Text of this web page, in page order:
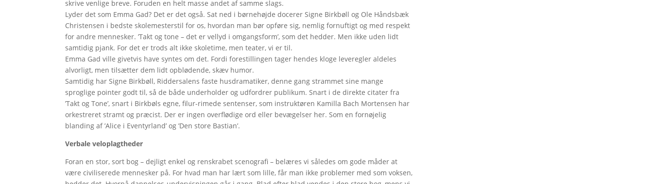
skrive venlige breve. Foruden en helt masse andet af samme slags.
Lyder det som Emma Gad? Det er det også. Sat ned i børnehøjde docerer Signe Birkbøll og Ole Håndsbæk
Christensen i bedste skolemesterstil for os, hvordan man bør opføre sig, nemlig fornuftigt og med respekt
for andre mennesker. ’Takt og tone – det er vellyd i omgangsform’, som det hedder. Men ikke uden lidt
samtidig pjank. For det er trods alt ikke skoletime, men teater, vi er til.
Emma Gad ville givetvis have syntes om det. Fordi forestillingen tager hendes kloge leveregler aldeles
alvorligt, men tilsætter dem lidt opblødende, skæv humor.
Samtidig har Signe Birkbøll, Riddersalens faste husdramatiker, denne gang strammet sine mange
sproglige pointer godt til, så de både underholder og udfordrer publikum. Snart i de direkte citater fra
’Takt og Tone’, snart i Birkbøls egne, filur-rimede sentenser, som instruktøren Kamilla Bach Mortensen har
orkestreret stramt og præcist. Der er ingen overflødige ord eller bevægelser her. Som en fornøjelig
blanding af ’Alice i Eventyrland’ og ’Den store Bastian’.
Verbale veloplagtheder
Foran en stor, sort bog – dejligt enkel og renskrabet scenografi – belæres vi således om gode måder at
være civiliserede mennesker på. For hvad man har lært som lille, får man ikke problemer med som voksen,